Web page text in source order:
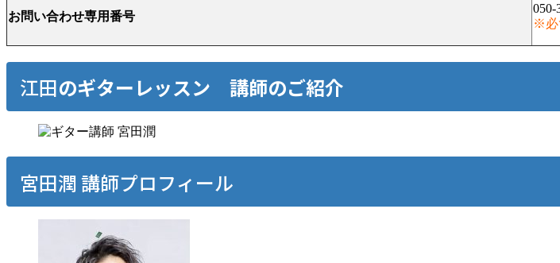
お問い合わせ専用番号
050-
※必
江田のギターレッスン 講師のご紹介
宮田潤 講師プロフィール